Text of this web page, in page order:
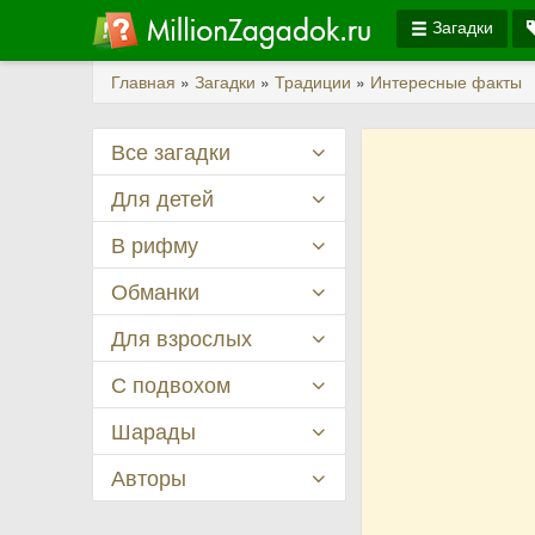
Загадки
Главная » Загадки » Традиции » Интересные факты
Все загадки
Для детей
В рифму
Обманки
Для взрослых
С подвохом
Шарады
Авторы